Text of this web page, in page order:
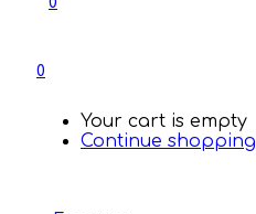
0
Your cart is empty
Continue shopping